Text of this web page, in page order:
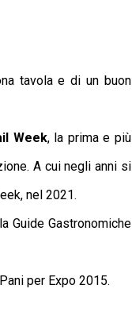
tavola e di un buon
Week, la prima e più
A cui negli anni si
nel 2021.
Guide Gastronomiche
per Expo 2015.